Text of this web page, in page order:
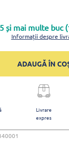
și mai multe buc
Informații despre
ADAUGĂ ÎN
Livrare
expres